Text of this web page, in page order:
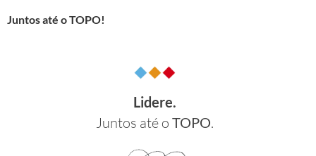
Juntos até o TOPO!
Lidere.
Juntos até o TOPO.